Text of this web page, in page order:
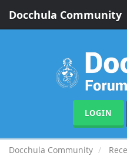
Docchula Community
LOGIN
Docchula Community